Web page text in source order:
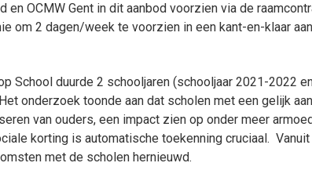
OCMW Gent in dit aanbod voorzien via de
om 2 dagen/week te voorzien in een kant-en-klaar
School duurde 2 schooljaren (schooljaar 2021-2022
onderzoek toonde aan dat scholen met een gelijk
van ouders, een impact zien op onder meer
korting is automatische toekenning cruciaal.
met de scholen hernieuwd.